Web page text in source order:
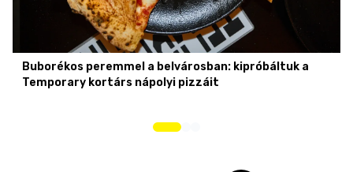
Buborékos peremmel a belvárosban: kipróbáltuk a
Temporary kortárs nápolyi pizzáit